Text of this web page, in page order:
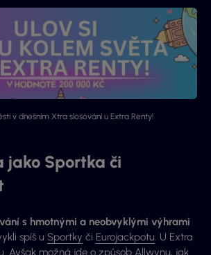
v dnešním Xtra slosování u Extra Renty!
jako Sportka či
s hmotnými a neobvyklými výhrami
spíš u Sportky či Eurojackpotu. U Extra
Avšak možná jde o způsob Allwynu, jak